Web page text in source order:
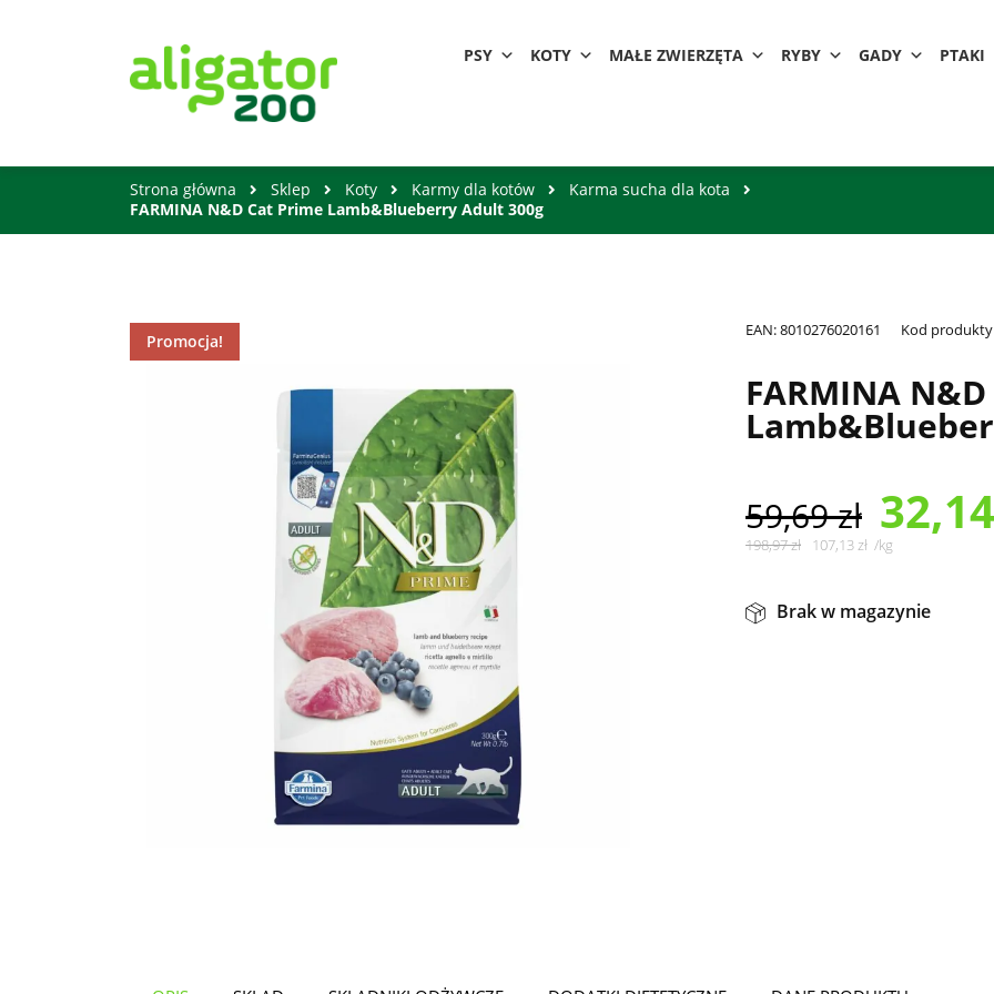
PSY KOTY MAŁE ZWIERZĘTA RYBY GADY PTAKI
Strona główna Sklep Koty Karmy dla kotów
Karma sucha dla kota
FARMINA N&D Cat Prime Lamb&Blueberry Adult 300g
Promocja!
EAN:8010276020161 Kod
FARMINA
59,69zł
198,97zł 107,13zł /kg
Brak w magazynie